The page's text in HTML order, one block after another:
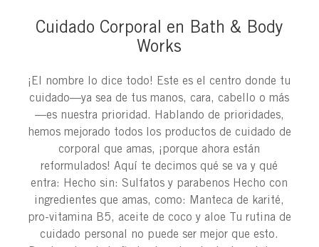
Cuidado Corporal en Bath & Body
Works
¡El nombre lo dice todo! Este es el centro donde tu
cuidado—ya sea de tus manos, cara, cabello o más
—es nuestra prioridad. Hablando de prioridades,
hemos mejorado todos los productos de cuidado de
corporal que amas, ¡porque ahora están
reformulados! Aquí te decimos qué se va y qué
entra: Hecho sin: Sulfatos y parabenos Hecho con
ingredientes que amas, como: Manteca de karité,
pro-vitamina B5, aceite de coco y aloe Tu rutina de
cuidado personal no puede ser mejor que esto.